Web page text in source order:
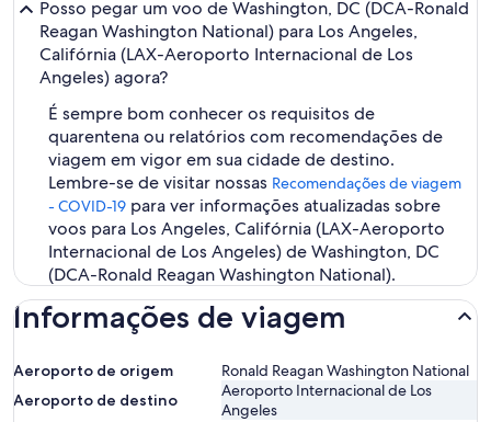
Posso pegar um voo de Washington, DC (DCA-Ronald
Reagan Washington National) para Los Angeles,
Califórnia (LAX-Aeroporto Internacional de Los
Angeles) agora?
É sempre bom conhecer os requisitos de
quarentena ou relatórios com recomendações de
viagem em vigor em sua cidade de destino.
Lembre-se de visitar nossas Recomendações de viagem
- COVID-19 para ver informações atualizadas sobre
voos para Los Angeles, Califórnia (LAX-Aeroporto
Internacional de Los Angeles) de Washington, DC
(DCA-Ronald Reagan Washington National).
Informações de viagem
Aeroporto de origem
Ronald Reagan Washington National
Aeroporto de destino
Aeroporto Internacional de Los
Angeles